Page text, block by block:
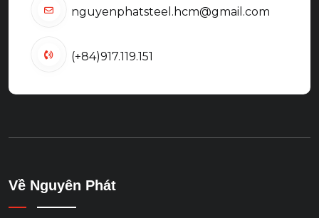
nguyenphatsteel.hcm@gmail.com
(+84)917.119.151
Về Nguyên Phát